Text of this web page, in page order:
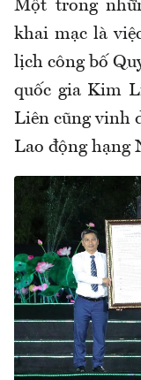
Một trong
khai mạc là
lịch công bố
quốc gia Kim
Liên cũng vinh
Lao động hạng